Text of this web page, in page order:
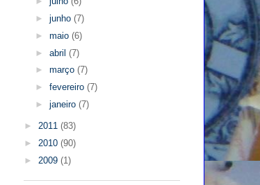
► junho (7)
► maio (6)
► abril (7)
► março (7)
► fevereiro (7)
► janeiro (7)
► 2011 (83)
► 2010 (90)
► 2009 (1)